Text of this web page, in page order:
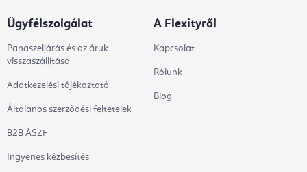
Ügyfélszolgálat
Panaszeljárás és az áruk
visszaszállítása
Adatkezelési tájékoztató
Általános szerződési feltételek
B2B ÁSZF
Ingyenes kézbesítés
A Flexityről
Kapcsolat
Rólunk
Blog